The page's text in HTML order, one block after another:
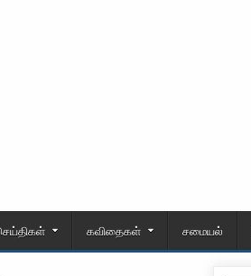
கவிதைகள் சமையல்